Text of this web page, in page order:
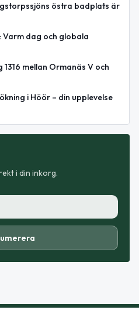
östra badplats är
dag och globala
mellan Ormanäs V och
i Höör – din upplevelse
i din inkorg.